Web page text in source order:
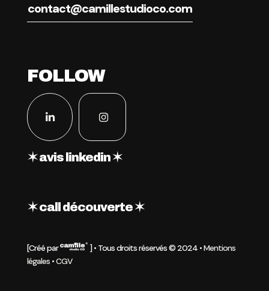
contact@camillestudioco.com
FOLLOW
✶ avis linkedin ✶
✶ call découverte ✶
[Créé par ] • Tous droits réservés © 2024 •Mentions
légales•CGV